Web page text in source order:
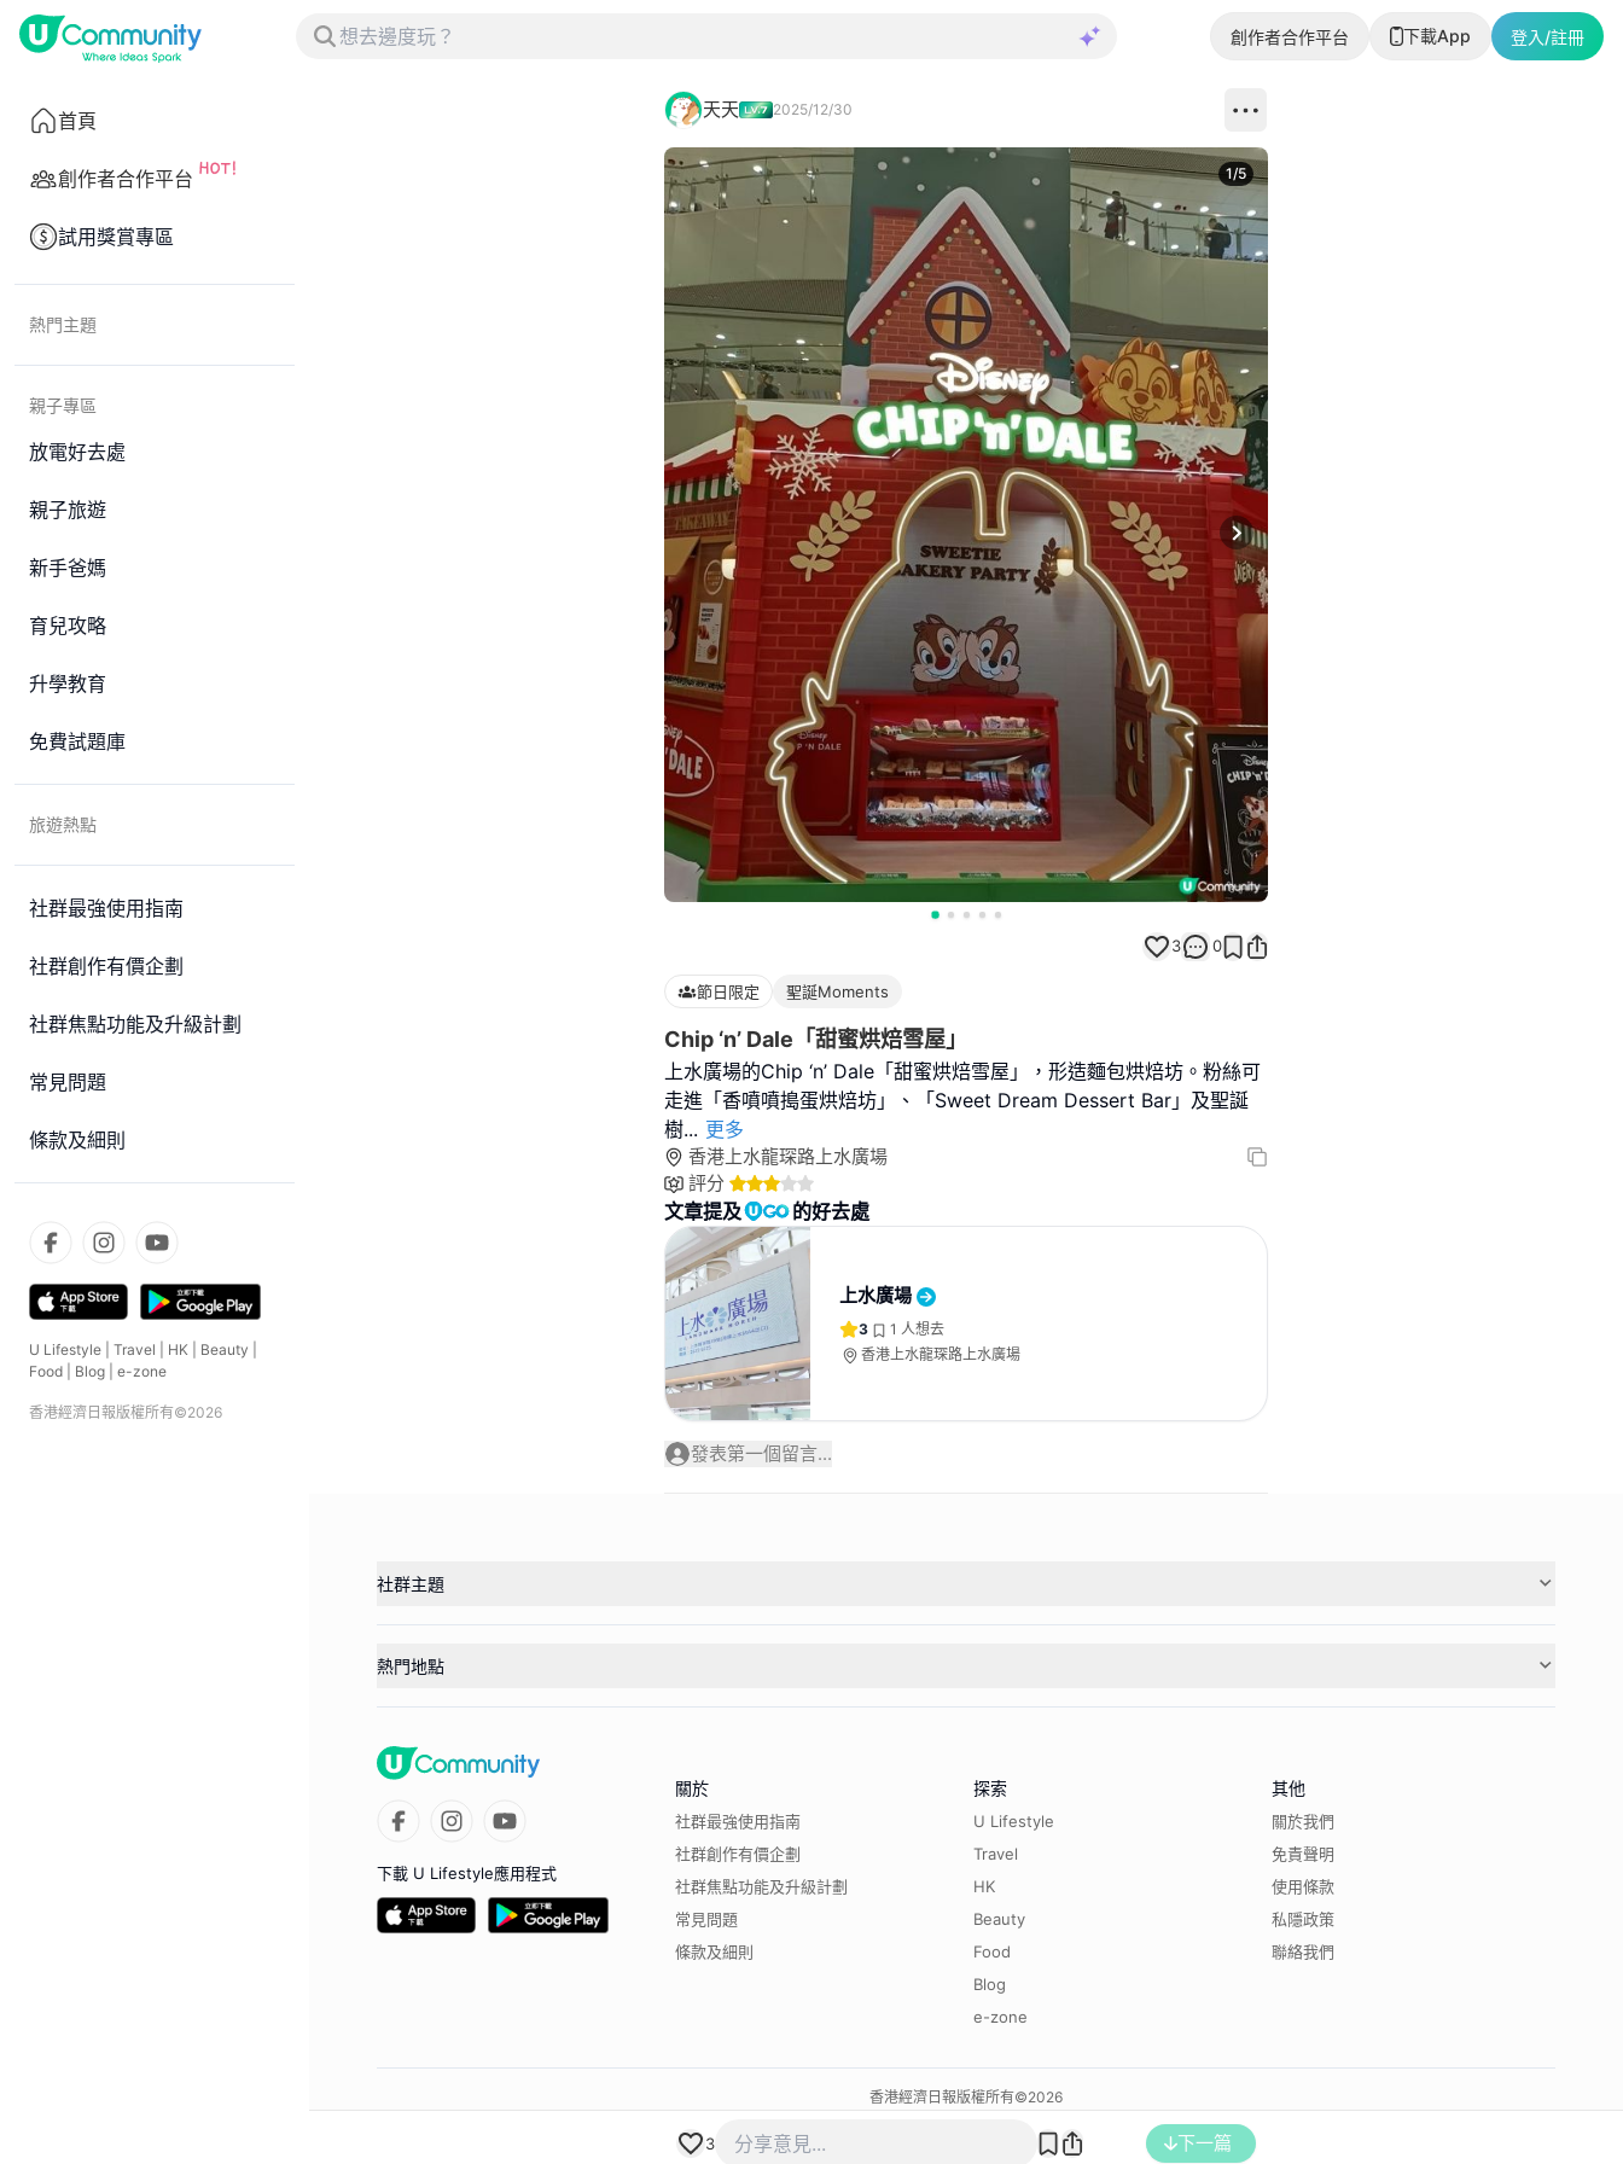
創作者合作平台 下載App 登入/註冊
首頁
創作者合作平台
試用獎賞專區
熱門主題
親子專區
放電好去處
親子旅遊
新手爸媽
育兒攻略
升學教育
免費試題庫
旅遊熱點
社群最強使用指南
社群創作有價企劃
社群焦點功能及升級計劃
常見問題
條款及細則
U Lifestyle Travel HK Beauty
Food
Blog e-zone
香港經濟日報版權所有©2026
天天 2025/12/30
Next slide
1/5
3 0
節日限定 聖誕Moments
Chip ‘n’ Dale「甜蜜烘焙雪屋」
上水廣場的Chip ‘n’ Dale「甜蜜烘焙雪屋」，形造麵包烘焙坊。粉絲可
走進「香噴噴搗蛋烘焙坊」、「Sweet Dream Dessert Bar」及聖誕
樹... 更多
香港上水龍琛路上水廣場
評分
文章提及 的好去處
上水廣場
3 1 人想去
香港上水龍琛路上水廣場
發表第一個留言...
3 下一篇
社群主題
熱門地點
下載 U Lifestyle應用程式
關於
社群最強使用指南
社群創作有價企劃
社群焦點功能及升級計劃
常見問題
條款及細則
探索
U Lifestyle
Travel
HK
Beauty
Food
Blog
e-zone
其他
關於我們
免責聲明
使用條款
私隱政策
聯絡我們
香港經濟日報版權所有©2026